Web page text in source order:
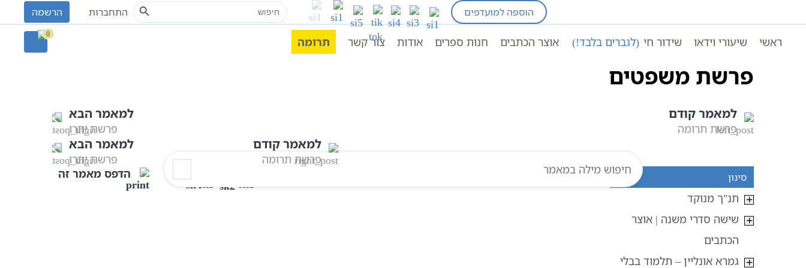
to
הוספה למועדפים Search
for: התחברות הרשמה
ראשי שיעורי וידאו שידור חי (לגברים בלבד!) אוצר הכתבים חנות ספרים אודות צור קשר תרומה
0
עמוד ראשי אוצר הכתבים חומש שמות פרשת משפטים תורה תנ"ך מנוקד פרשת משפטים
פרשת משפטים
למאמר קודם
פרשת תרומה
למאמר הבא
פרשת יתרו
סינון
תנ"ך מנוקד
שישה סדרי משנה | אוצר
הכתבים
גמרא אונליין – תלמוד בבלי
למאמר קודם
פרשת תרומה
למאמר הבא
פרשת יתרו
הדפס מאמר זה